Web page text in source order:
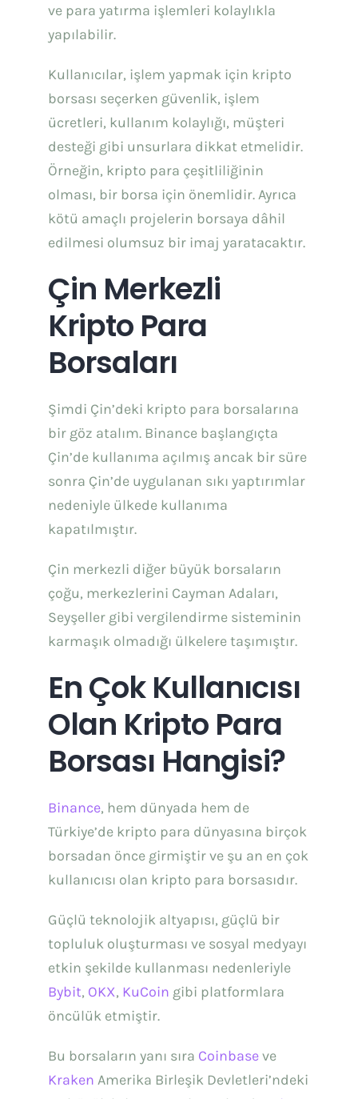
ve para yatırma işlemleri kolaylıkla
yapılabilir.
Kullanıcılar, işlem yapmak için kripto
borsası seçerken güvenlik, işlem
ücretleri, kullanım kolaylığı, müşteri
desteği gibi unsurlara dikkat etmelidir.
Örneğin, kripto para çeşitliliğinin
olması, bir borsa için önemlidir. Ayrıca
kötü amaçlı projelerin borsaya dâhil
edilmesi olumsuz bir imaj yaratacaktır.
Çin Merkezli
Kripto Para
Borsaları
Şimdi Çin’deki kripto para borsalarına
bir göz atalım. Binance başlangıçta
Çin’de kullanıma açılmış ancak bir süre
sonra Çin’de uygulanan sıkı yaptırımlar
nedeniyle ülkede kullanıma
kapatılmıştır.
Çin merkezli diğer büyük borsaların
çoğu, merkezlerini Cayman Adaları,
Seyşeller gibi vergilendirme sisteminin
karmaşık olmadığı ülkelere taşımıştır.
En Çok Kullanıcısı
Olan Kripto Para
Borsası Hangisi?
Binance, hem dünyada hem de
Türkiye’de kripto para dünyasına birçok
borsadan önce girmiştir ve şu an en çok
kullanıcısı olan kripto para borsasıdır.
Güçlü teknolojik altyapısı, güçlü bir
topluluk oluşturması ve sosyal medyayı
etkin şekilde kullanması nedenleriyle
Bybit, OKX, KuCoin gibi platformlara
öncülük etmiştir.
Bu borsaların yanı sıra Coinbaseve
Kraken Amerika Birleşik Devletleri’ndeki